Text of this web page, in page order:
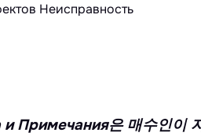
Неисправность
Примечания은 매수인이